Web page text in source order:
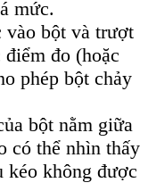
mức.
bột và trượt
đo (hoặc
phép bột chảy
bột nằm giữa
có thể nhìn thấy
kéo không được